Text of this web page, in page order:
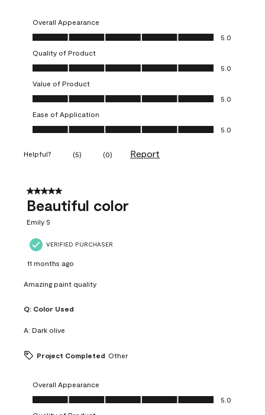
Overall Appearance
Overall Appearance, 5.0 out of 5
5.0
Quality of Product
Quality of Product, 5.0 out of 5
5.0
Value of Product
Value of Product, 5.0 out of 5
5.0
Ease of Application
Ease of Application, 5.0 out of 5
5.0
Helpful? (5) (0) Report
5 out of 5 stars.
Beautiful color
Emily S
VERIFIED PURCHASER
11 months ago
Amazing paint quality
Q: Color Used
A: Dark olive
Project Completed Other
Overall Appearance
Overall Appearance, 5.0 out of 5
5.0